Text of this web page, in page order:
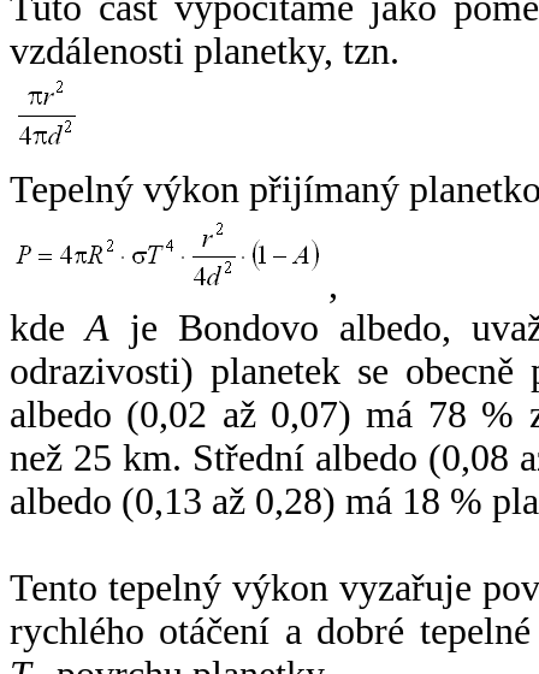
vzdálenosti planetky, tzn.
Tepelný výkon přijímaný
,
kdeA je Bondovo albedo,
odrazivosti) planetek se
albedo (0,02 až 0,07) má 78 %
než 25 km. Střední albedo (0,08
albedo (0,13 až 0,28) má 18 %
Tento tepelný výkon vyzařuje
rychlého otáčení a dobré